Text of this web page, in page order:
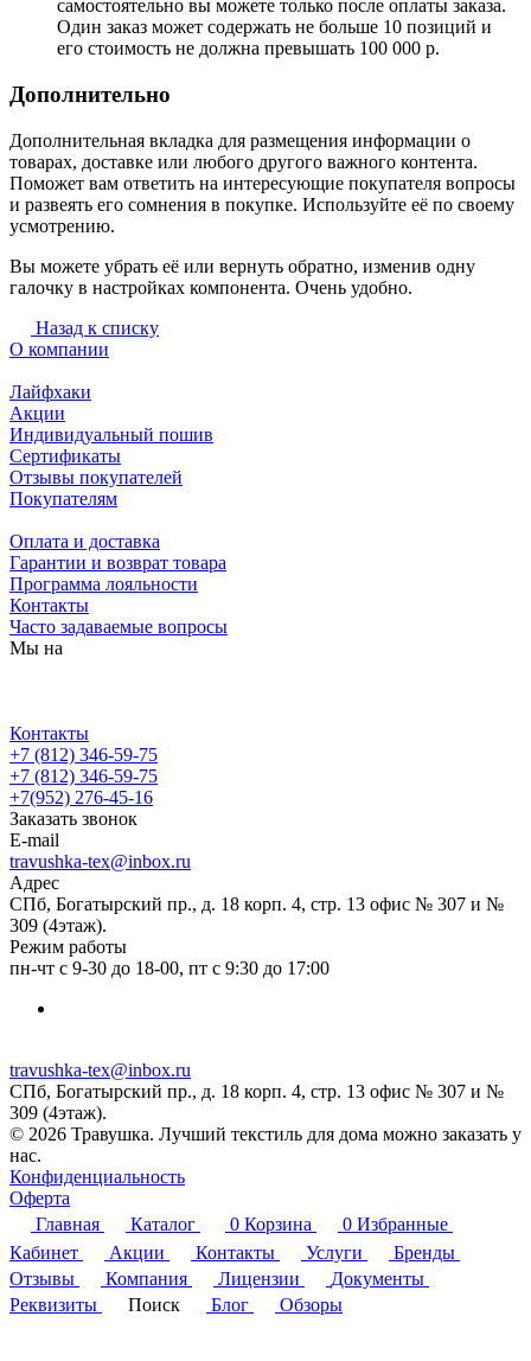
самостоятельно вы можете только после оплаты заказа.
Один заказ может содержать не больше 10 позиций и
его стоимость не должна превышать 100 000 р.
Дополнительно
Дополнительная вкладка для размещения информации о
товарах, доставке или любого другого важного контента.
Поможет вам ответить на интересующие покупателя вопросы
и развеять его сомнения в покупке. Используйте её по своему
усмотрению.
Вы можете убрать её или вернуть обратно, изменив одну
галочку в настройках компонента. Очень удобно.
Назад к списку
О компании
Лайфхаки
Акции
Индивидуальный пошив
Сертификаты
Отзывы покупателей
Покупателям
Оплата и доставка
Гарантии и возврат товара
Программа лояльности
Контакты
Часто задаваемые вопросы
Мы на
Контакты
+7 (812) 346-59-75
+7 (812) 346-59-75
+7(952) 276-45-16
Заказать звонок
E-mail
travushka-tex@inbox.ru
Адрес
СПб, Богатырский пр., д. 18 корп. 4, стр. 13 офис № 307 и №
309 (4этаж).
Режим работы
пн-чт с 9-30 до 18-00, пт с 9:30 до 17:00
travushka-tex@inbox.ru
СПб, Богатырский пр., д. 18 корп. 4, стр. 13 офис № 307 и №
309 (4этаж).
© 2026 Травушка. Лучший текстиль для дома можно заказать у
нас.
Конфиденциальность
Оферта
Главная
Каталог 0 Корзина 0 Избранные
Кабинет
Акции Контакты Услуги
Бренды
Отзывы
Компания Лицензии
Документы
Реквизиты
Поиск Блог Обзоры